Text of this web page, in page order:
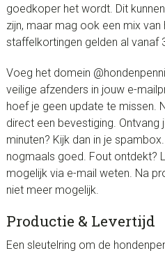
goedkoper het wordt. Dit
zijn, maar mag ook een mix van
staffelkortingen gelden al vanaf
Voeg het domein
veilige afzenders in jouw e-
hoef je geen update te missen.
direct een bevestiging. Ontvang
minuten? Kijk dan in je
nogmaals goed. Fout ontdekt?
mogelijk via e-mail weten. Na
niet meer mogelijk.
Productie & Levertijd
Een sleutelring om de